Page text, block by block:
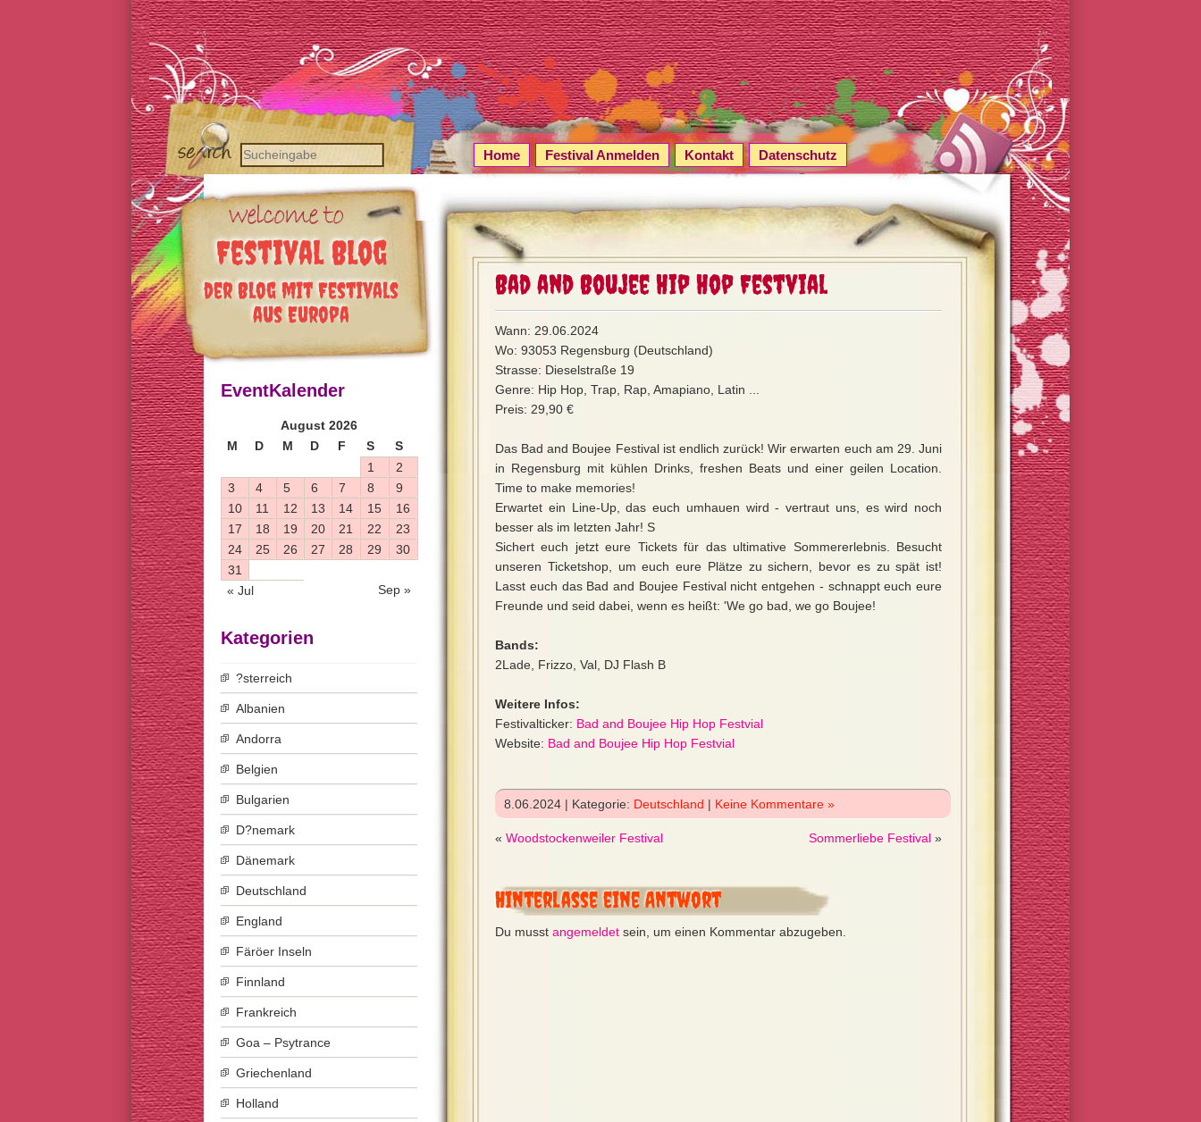
Festival Blog
der Blog mit Festivals
aus Europa
Home Festival Anmelden Kontakt Datenschutz
Bad and Boujee Hip Hop Festvial
Wann: 29.06.2024
Wo: 93053 Regensburg (Deutschland)
Strasse: Dieselstraße 19
Genre: Hip Hop, Trap, Rap, Amapiano, Latin ...
Preis: 29,90 €
Das Bad and Boujee Festival ist endlich zurück! Wir erwarten euch am 29. Juni
in Regensburg mit kühlen Drinks, freshen Beats und einer geilen Location.
Time to make memories!
Erwartet ein Line-Up, das euch umhauen wird - vertraut uns, es wird noch
besser als im letzten Jahr! S
Sichert euch jetzt eure Tickets für das ultimative Sommererlebnis. Besucht
unseren Ticketshop, um euch eure Plätze zu sichern, bevor es zu spät ist!
Lasst euch das Bad and Boujee Festival nicht entgehen - schnappt euch eure
Freunde und seid dabei, wenn es heißt: 'We go bad, we go Boujee!
Bands:
2Lade, Frizzo, Val, DJ Flash B
Weitere Infos:
Festivalticker: Bad and Boujee Hip Hop Festvial
Website: Bad and Boujee Hip Hop Festvial
8.06.2024 | Kategorie: Deutschland | Keine Kommentare »
« Woodstockenweiler Festival Sommerliebe Festival »
Hinterlasse eine Antwort
Du musst angemeldet sein, um einen Kommentar abzugeben.
EventKalender
August 2026
M
D M D F S S
« Jul Sep »
1
2
3
4 5 6 7 8
9
10
11 12 13 14 15
16
17
18 19 20 21 22
23
24
25 26 27 28 29
30
31
Kategorien
?sterreich
Albanien
Andorra
Belgien
Bulgarien
D?nemark
Dänemark
Deutschland
England
Färöer Inseln
Finnland
Frankreich
Goa – Psytrance
Griechenland
Holland